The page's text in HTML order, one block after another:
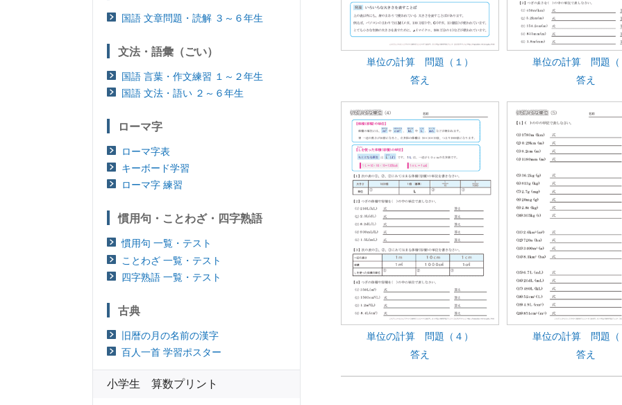
単位の計算 問題（１）
答え
単位の計算 問題（
答え
単位の計算 問題（４）
答え
単位の計算 問題（
答え
国語 文章問題・読解 ３～６年生
文法・語彙（ごい）
国語 言葉・作文練習 １～２年生
国語 文法・語い ２～６年生
ローマ字
ローマ字表
キーボード学習
ローマ字 練習
慣用句・ことわざ・四字熟語
慣用句 一覧・テスト
ことわざ 一覧・テスト
四字熟語 一覧・テスト
古典
旧暦の月の名前の漢字
百人一首 学習ポスター
小学生 算数プリント